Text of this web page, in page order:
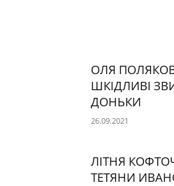
ОЛЯ
ШКІДЛИВІ
ДОНЬКИ
26.09.2021
ЛІТНЯ
ТЕТЯНИ